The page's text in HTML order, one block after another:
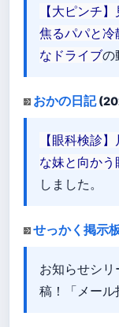
【大ピンチ
焦るパパと
なドライブの
おかの日記
【眼科検診
な妹と向か
しました。
せっかく掲示
お知らせシ
稿！「メール